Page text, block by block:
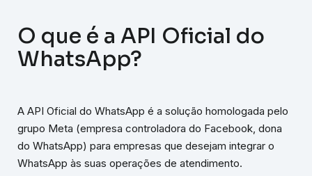
O que é a API Oficial do
WhatsApp?
A API Oficial do WhatsApp é a solução homologada pelo
grupo Meta (empresa controladora do Facebook, dona
do WhatsApp) para empresas que desejam integrar o
WhatsApp às suas operações de atendimento.